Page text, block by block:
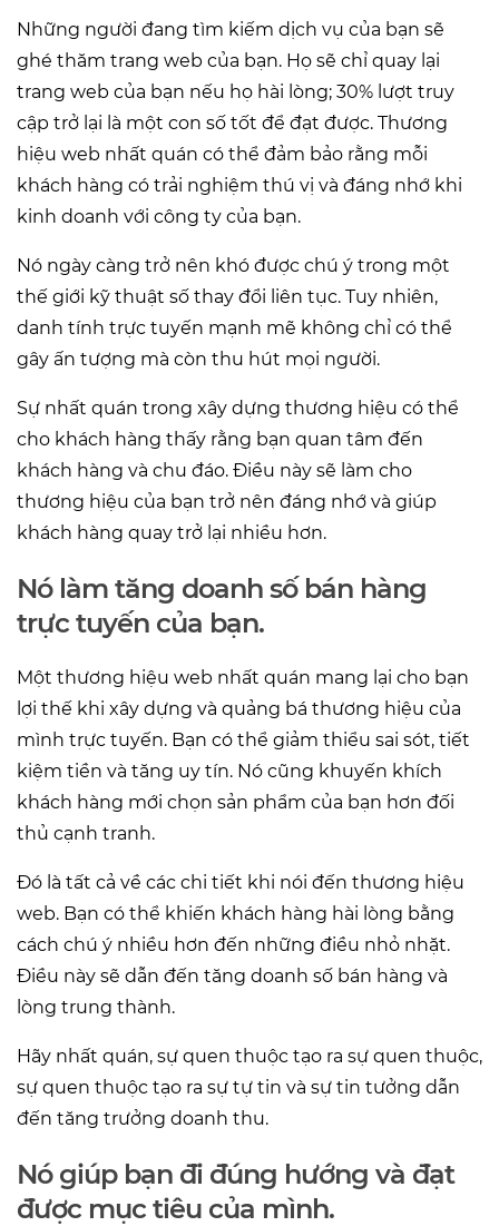
Những người đang tìm kiếm dịch vụ của bạn sẽ
ghé thăm trang web của bạn. Họ sẽ chỉ quay lại
trang web của bạn nếu họ hài lòng; 30% lượt truy
cập trở lại là một con số tốt để đạt được. Thương
hiệu web nhất quán có thể đảm bảo rằng mỗi
khách hàng có trải nghiệm thú vị và đáng nhớ khi
kinh doanh với công ty của bạn.
Nó ngày càng trở nên khó được chú ý trong một
thế giới kỹ thuật số thay đổi liên tục. Tuy nhiên,
danh tính trực tuyến mạnh mẽ không chỉ có thể
gây ấn tượng mà còn thu hút mọi người.
Sự nhất quán trong xây dựng thương hiệu có thể
cho khách hàng thấy rằng bạn quan tâm đến
khách hàng và chu đáo. Điều này sẽ làm cho
thương hiệu của bạn trở nên đáng nhớ và giúp
khách hàng quay trở lại nhiều hơn.
Nó làm tăng doanh số bán hàng
trực tuyến của bạn.
Một thương hiệu web nhất quán mang lại cho bạn
lợi thế khi xây dựng và quảng bá thương hiệu của
mình trực tuyến. Bạn có thể giảm thiểu sai sót, tiết
kiệm tiền và tăng uy tín. Nó cũng khuyến khích
khách hàng mới chọn sản phẩm của bạn hơn đối
thủ cạnh tranh.
Đó là tất cả về các chi tiết khi nói đến thương hiệu
web. Bạn có thể khiến khách hàng hài lòng bằng
cách chú ý nhiều hơn đến những điều nhỏ nhặt.
Điều này sẽ dẫn đến tăng doanh số bán hàng và
lòng trung thành.
Hãy nhất quán, sự quen thuộc tạo ra sự quen thuộc,
sự quen thuộc tạo ra sự tự tin và sự tin tưởng dẫn
đến tăng trưởng doanh thu.
Nó giúp bạn đi đúng hướng và đạt
được mục tiêu của mình.